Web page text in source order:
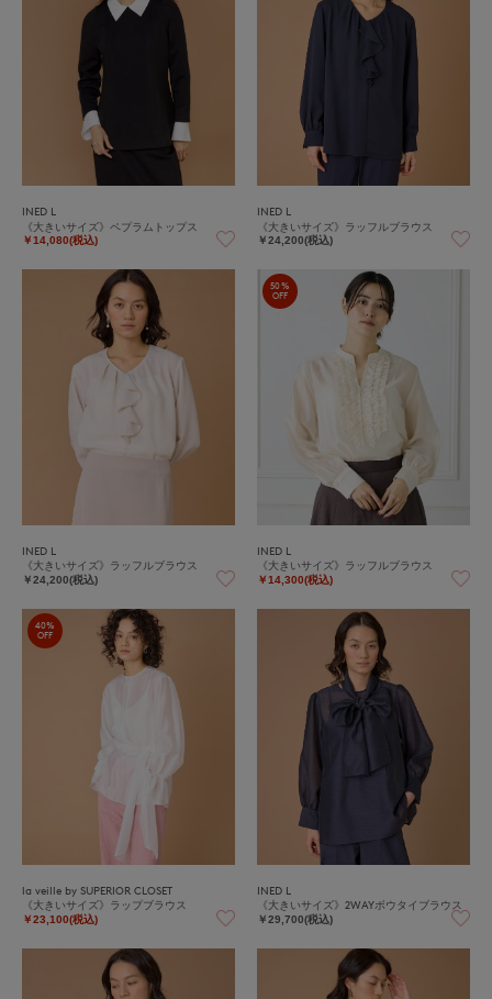
INED L
《大きいサイズ》ペプラムトップス
￥14,080(税込)
INED L
《大きいサイズ》ラッフルブラウス
￥24,200(税込)
INED L
《大きいサイズ》ラッフルブラウス
￥24,200(税込)
50%
OFF
INED L
《大きいサイズ》ラッフルブラウス
￥14,300(税込)
40%
OFF
la veille by SUPERIOR CLOSET
《大きいサイズ》ラップブラウス
￥23,100(税込)
INED L
《大きいサイズ》2WAYボウタイブラウス
￥29,700(税込)